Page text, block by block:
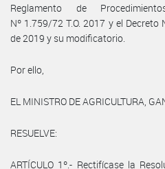
Reglamento de
Nº 1.759/72 T.O. 2017 y el
de 2019 y su modificatorio.
Por ello,
EL MINISTRO DE AGRICULTURA,
RESUELVE:
ARTÍCULO 1º.- Rectifícase la